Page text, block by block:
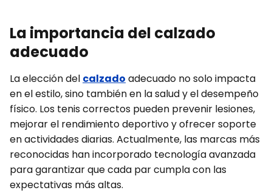
La importancia del calzado
adecuado
La elección del calzado adecuado no solo impacta
en el estilo, sino también en la salud y el desempeño
físico. Los tenis correctos pueden prevenir lesiones,
mejorar el rendimiento deportivo y ofrecer soporte
en actividades diarias. Actualmente, las marcas más
reconocidas han incorporado tecnología avanzada
para garantizar que cada par cumpla con las
expectativas más altas.